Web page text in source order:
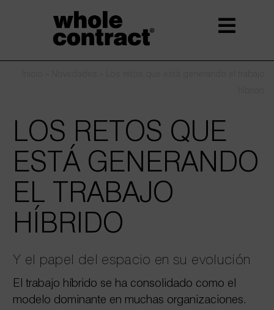
LOS RETOS QUE
ESTÁ GENERANDO
EL TRABAJO
HÍBRIDO
Y el papel del espacio en su evolución
El trabajo híbrido se ha consolidado como el
modelo dominante en muchas organizaciones.